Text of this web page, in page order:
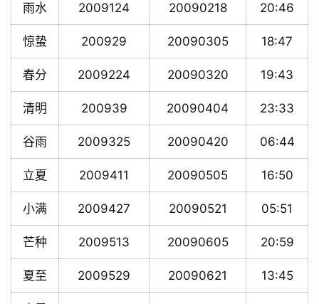
雨水 2009124 20090218 20:46
惊蛰 200929 20090305 18:47
春分 2009224 20090320 19:43
清明 200939 20090404 23:33
谷雨 2009325 20090420 06:44
立夏 2009411 20090505 16:50
小满 2009427 20090521 05:51
芒种 2009513 20090605 20:59
夏至 2009529 20090621 13:45